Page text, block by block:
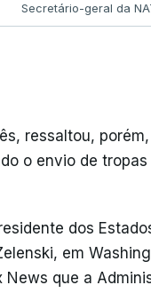
Secretário-geral da
ressaltou,
o envio de
dos
em
News que a